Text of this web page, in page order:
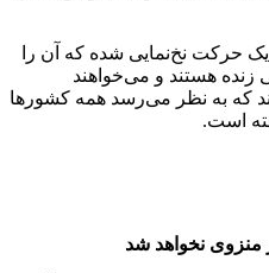
یک حرکت نخ‌نمایی شده که آن را
زنده هستند و می‌خواهند
که به نظر می‌رسد همه کشورها
است.
منزوی نخواهد شد